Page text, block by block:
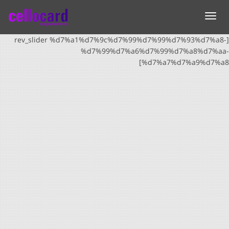
תפריט
[rev_slider %d7%a1%d7%9c%d7%99%d7%99%d7%93%d7%a8-
%d7%99%d7%a6%d7%99%d7%a8%d7%aa-
%d7%a7%d7%a9%d7%a8]